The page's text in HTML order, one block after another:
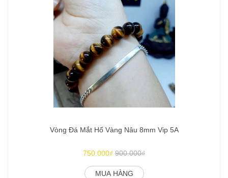
Vòng Đá Mắt Hổ Vàng Nâu 8mm Vip 5A
750.000₫ 900.000₫
MUA HÀNG